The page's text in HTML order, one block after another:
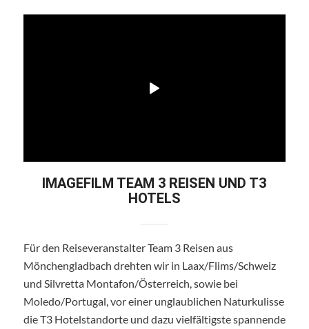
IMAGEFILM TEAM 3 REISEN UND T3
HOTELS
Für den Reiseveranstalter Team 3 Reisen aus
Mönchengladbach drehten wir in Laax/Flims/Schweiz
und Silvretta Montafon/Österreich, sowie bei
Moledo/Portugal, vor einer unglaublichen Naturkulisse
die T3 Hotelstandorte und dazu vielfältigste spannende